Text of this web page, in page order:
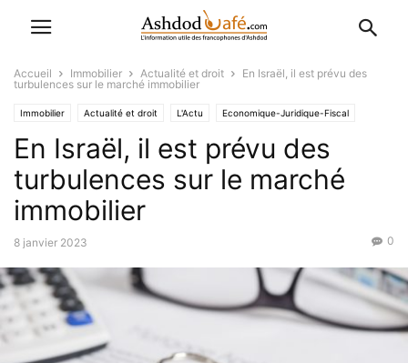
Accueil Immobilier Actualité et droit
En Israël, il est prévu des
turbulences sur le marché immobilier
Immobilier Actualité et droit L'Actu Economique-Juridique-Fiscal
Favoris
En Israël, il est prévu des
turbulences sur le marché
immobilier
8 janvier 2023 0